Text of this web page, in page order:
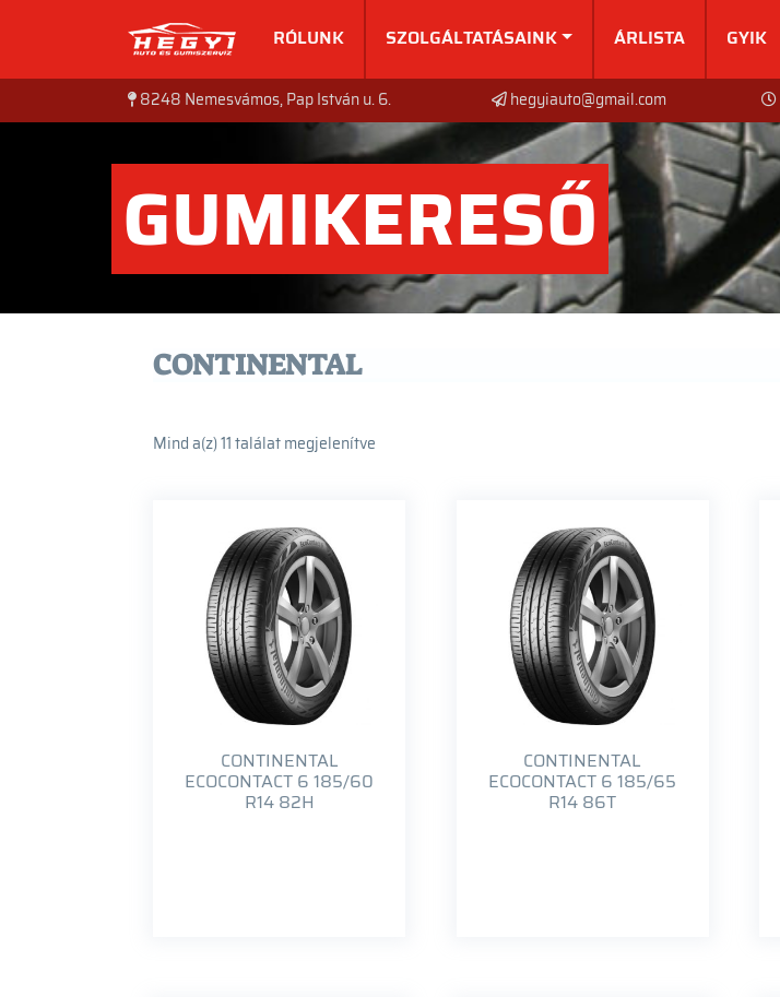
RÓLUNK SZOLGÁLTATÁSAINK ÁRLISTA GYIK
8248 Nemesvámos, Pap István u. 6. hegyiauto@gmail.com
GUMIKERESŐ
CONTINENTAL
Mind a(z) 11 találat megjelenítve
CONTINENTAL
ECOCONTACT 6 185/60
R14 82H
CONTINENTAL
ECOCONTACT 6 185/65
R14 86T